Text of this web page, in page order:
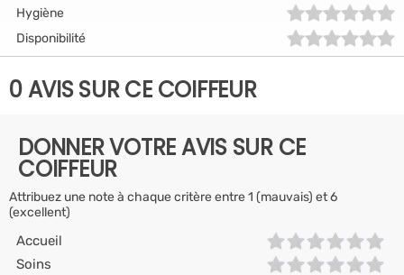
Hygiène
Disponibilité
0 AVIS SUR CE COIFFEUR
DONNER VOTRE AVIS SUR CE
COIFFEUR
Attribuez une note à chaque critère entre 1 (mauvais) et 6
(excellent)
Accueil
Soins